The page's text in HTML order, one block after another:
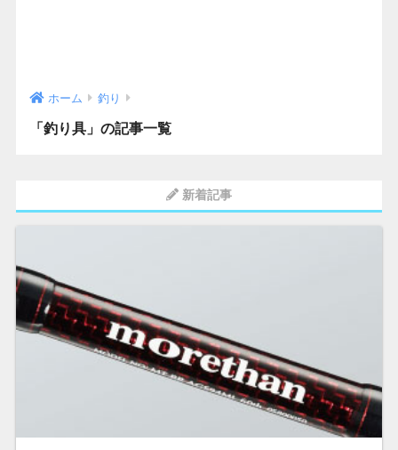
ホーム 釣り
「釣り具」の記事一覧
新着記事